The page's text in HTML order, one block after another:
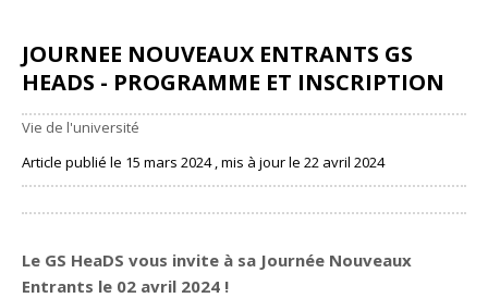
JOURNEE NOUVEAUX ENTRANTS GS
HEADS - PROGRAMME ET INSCRIPTION
Vie de l'université
Article publié le 15 mars 2024 , mis à jour le 22 avril 2024
Le GS HeaDS vous invite à sa Journée Nouveaux
Entrants le 02 avril 2024 !